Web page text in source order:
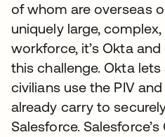
of whom are overseas
uniquely large,
workforce, it’s Okta
this challenge. Okta
civilians use the PIV
already carry to
Salesforce.